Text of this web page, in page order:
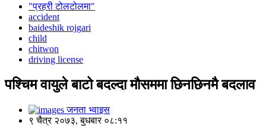
"प्रहरी टोलटोलमा"
accident
baideshik rojgari
child
chitwon
driving license
पश्चिम वायुले बाटो बदल्दा मौसममा छिनछिनमै बदलाव
जनता भ्वाइस
९ चैत्र २०७३, बुधबार ०८:११